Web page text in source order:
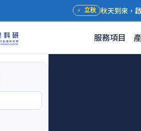
⚡ 立秋 秋天到來，
服務項目